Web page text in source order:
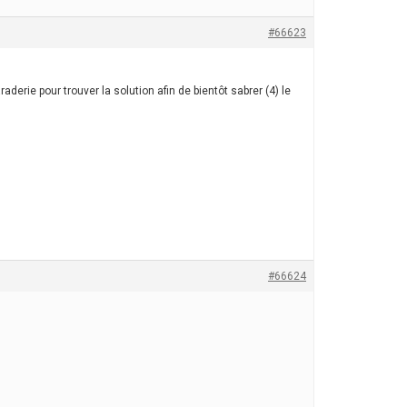
#66623
pour trouver la solution afin de bientôt sabrer (4) le
#66624